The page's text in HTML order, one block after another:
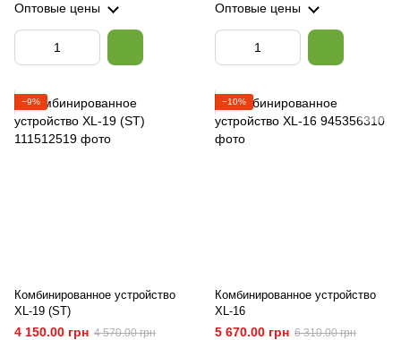
Оптовые цены Оптовые цены
−9%
Комбинированное устройство
XL-19 (ST)
4 150.00 грн 4 570.00 грн
−10%
Комбинированное устройство
XL-16
5 670.00 грн 6 310.00 грн